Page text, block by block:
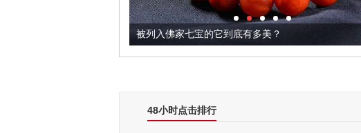
被列入佛家七宝的它到底有多美？
48小时点击排行